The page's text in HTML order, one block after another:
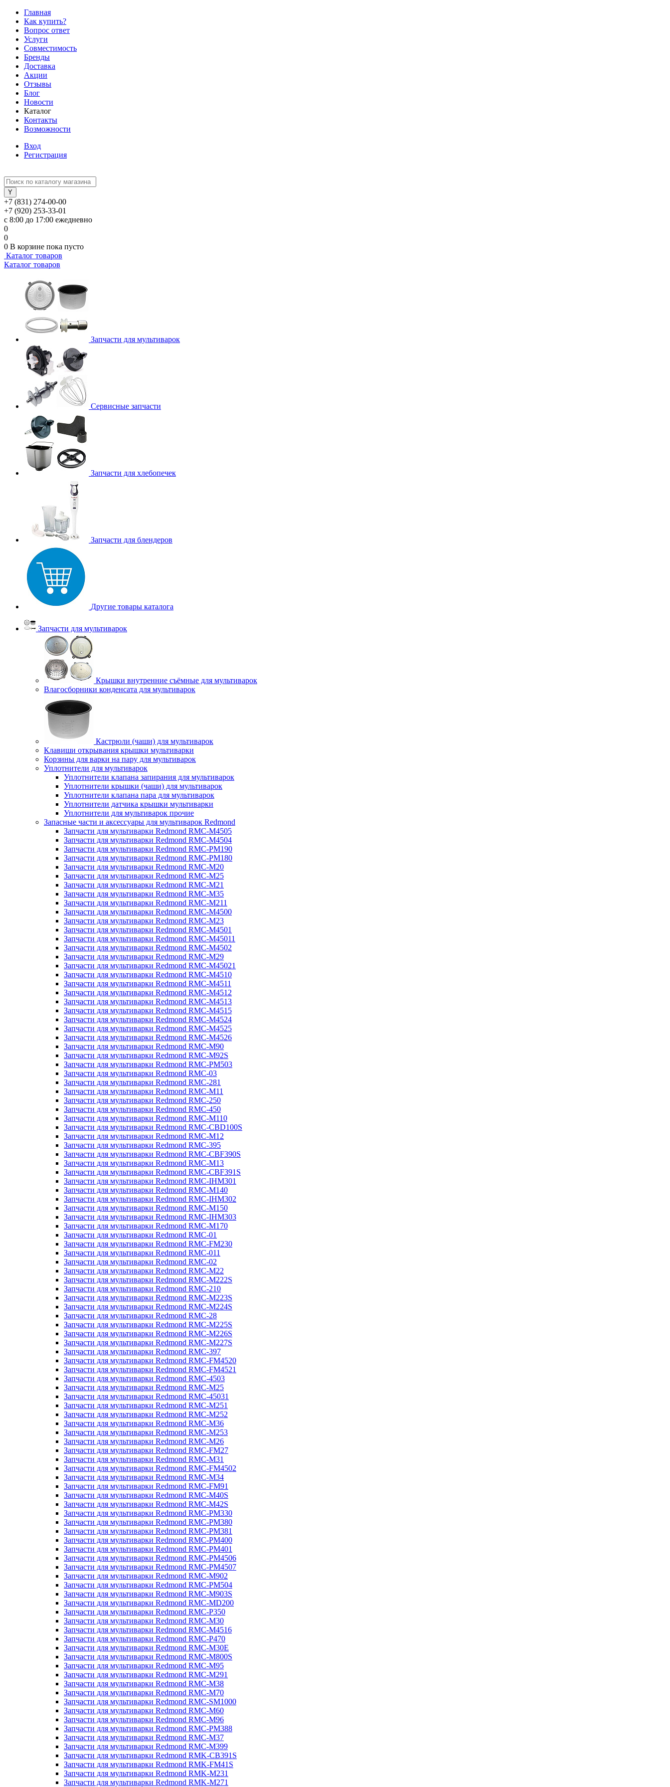
Главная
Как купить?
Вопрос ответ
Услуги
Совместимость
Бренды
Доставка
Акции
Отзывы
Блог
Новости
Каталог
Контакты
Возможности
Вход
Регистрация
+7 (831) 274-00-00
+7 (920) 253-33-01
с 8:00 до 17:00 ежедневно
0
0
0 В корзине пока пусто
Каталог товаров
Каталог товаров
Запчасти для мультиварок
Сервисные запчасти
Запчасти для хлебопечек
Запчасти для блендеров
Другие товары каталога
Запчасти для мультиварок
Крышки внутренние съёмные для мультиварок
Влагосборники конденсата для мультиварок
Кастрюли (чаши) для мультиварок
Клавиши открывания крышки мультиварки
Корзины для варки на пару для мультиварок
Уплотнители для мультиварок
Уплотнители клапана запирания для мультиварок
Уплотнители крышки (чаши) для мультиварок
Уплотнители клапана пара для мультиварок
Уплотнители датчика крышки мультиварки
Уплотнители для мультиварок прочие
Запасные части и аксессуары для мультиварок Redmond
Запчасти для мультиварки Redmond RMC-M4505
Запчасти для мультиварки Redmond RMC-M4504
Запчасти для мультиварки Redmond RMC-PM190
Запчасти для мультиварки Redmond RMC-PM180
Запчасти для мультиварки Redmond RMC-M20
Запчасти для мультиварки Redmond RMC-M25
Запчасти для мультиварки Redmond RMC-M21
Запчасти для мультиварки Redmond RMC-M35
Запчасти для мультиварки Redmond RMC-M211
Запчасти для мультиварки Redmond RMC-M4500
Запчасти для мультиварки Redmond RMC-M23
Запчасти для мультиварки Redmond RMC-M4501
Запчасти для мультиварки Redmond RMC-M45011
Запчасти для мультиварки Redmond RMC-M4502
Запчасти для мультиварки Redmond RMC-M29
Запчасти для мультиварки Redmond RMC-M45021
Запчасти для мультиварки Redmond RMC-M4510
Запчасти для мультиварки Redmond RMC-M4511
Запчасти для мультиварки Redmond RMC-M4512
Запчасти для мультиварки Redmond RMC-M4513
Запчасти для мультиварки Redmond RMC-M4515
Запчасти для мультиварки Redmond RMC-M4524
Запчасти для мультиварки Redmond RMC-M4525
Запчасти для мультиварки Redmond RMC-M4526
Запчасти для мультиварки Redmond RMC-M90
Запчасти для мультиварки Redmond RMC-M92S
Запчасти для мультиварки Redmond RMC-PM503
Запчасти для мультиварки Redmond RMC-03
Запчасти для мультиварки Redmond RMC-281
Запчасти для мультиварки Redmond RMC-M11
Запчасти для мультиварки Redmond RMC-250
Запчасти для мультиварки Redmond RMC-450
Запчасти для мультиварки Redmond RMC-M110
Запчасти для мультиварки Redmond RMC-CBD100S
Запчасти для мультиварки Redmond RMC-M12
Запчасти для мультиварки Redmond RMC-395
Запчасти для мультиварки Redmond RMC-CBF390S
Запчасти для мультиварки Redmond RMC-M13
Запчасти для мультиварки Redmond RMC-CBF391S
Запчасти для мультиварки Redmond RMC-IHM301
Запчасти для мультиварки Redmond RMC-M140
Запчасти для мультиварки Redmond RMC-IHM302
Запчасти для мультиварки Redmond RMC-M150
Запчасти для мультиварки Redmond RMC-IHM303
Запчасти для мультиварки Redmond RMC-M170
Запчасти для мультиварки Redmond RMC-01
Запчасти для мультиварки Redmond RMC-FM230
Запчасти для мультиварки Redmond RMC-011
Запчасти для мультиварки Redmond RMC-02
Запчасти для мультиварки Redmond RMC-M22
Запчасти для мультиварки Redmond RMC-M222S
Запчасти для мультиварки Redmond RMC-210
Запчасти для мультиварки Redmond RMC-M223S
Запчасти для мультиварки Redmond RMC-M224S
Запчасти для мультиварки Redmond RMC-28
Запчасти для мультиварки Redmond RMC-M225S
Запчасти для мультиварки Redmond RMC-M226S
Запчасти для мультиварки Redmond RMC-M227S
Запчасти для мультиварки Redmond RMC-397
Запчасти для мультиварки Redmond RMC-FM4520
Запчасти для мультиварки Redmond RMC-FM4521
Запчасти для мультиварки Redmond RMC-4503
Запчасти для мультиварки Redmond RMC-M25
Запчасти для мультиварки Redmond RMC-45031
Запчасти для мультиварки Redmond RMC-M251
Запчасти для мультиварки Redmond RMC-M252
Запчасти для мультиварки Redmond RMC-M36
Запчасти для мультиварки Redmond RMC-M253
Запчасти для мультиварки Redmond RMC-M26
Запчасти для мультиварки Redmond RMC-FM27
Запчасти для мультиварки Redmond RMC-M31
Запчасти для мультиварки Redmond RMC-FM4502
Запчасти для мультиварки Redmond RMC-M34
Запчасти для мультиварки Redmond RMC-FM91
Запчасти для мультиварки Redmond RMC-M40S
Запчасти для мультиварки Redmond RMC-M42S
Запчасти для мультиварки Redmond RMC-PM330
Запчасти для мультиварки Redmond RMC-PM380
Запчасти для мультиварки Redmond RMC-PM381
Запчасти для мультиварки Redmond RMC-PM400
Запчасти для мультиварки Redmond RMC-PM401
Запчасти для мультиварки Redmond RMC-PM4506
Запчасти для мультиварки Redmond RMC-PM4507
Запчасти для мультиварки Redmond RMC-M902
Запчасти для мультиварки Redmond RMC-PM504
Запчасти для мультиварки Redmond RMC-M903S
Запчасти для мультиварки Redmond RMC-MD200
Запчасти для мультиварки Redmond RMC-P350
Запчасти для мультиварки Redmond RMC-M30
Запчасти для мультиварки Redmond RMC-M4516
Запчасти для мультиварки Redmond RMC-P470
Запчасти для мультиварки Redmond RMC-M30E
Запчасти для мультиварки Redmond RMC-M800S
Запчасти для мультиварки Redmond RMC-M95
Запчасти для мультиварки Redmond RMC-M291
Запчасти для мультиварки Redmond RMC-M38
Запчасти для мультиварки Redmond RMC-M70
Запчасти для мультиварки Redmond RMC-SM1000
Запчасти для мультиварки Redmond RMC-M60
Запчасти для мультиварки Redmond RMC-M96
Запчасти для мультиварки Redmond RMC-PM388
Запчасти для мультиварки Redmond RMC-M37
Запчасти для мультиварки Redmond RMC-M399
Запчасти для мультиварки Redmond RMK-CB391S
Запчасти для мультиварки Redmond RMK-FM41S
Запчасти для мультиварки Redmond RMK-M231
Запчасти для мультиварки Redmond RMK-M271